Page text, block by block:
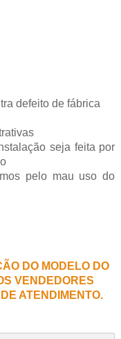
defeito de fábrica
seja feita por
pelo mau uso do
DO MODELO DO
VENDEDORES
ATENDIMENTO.